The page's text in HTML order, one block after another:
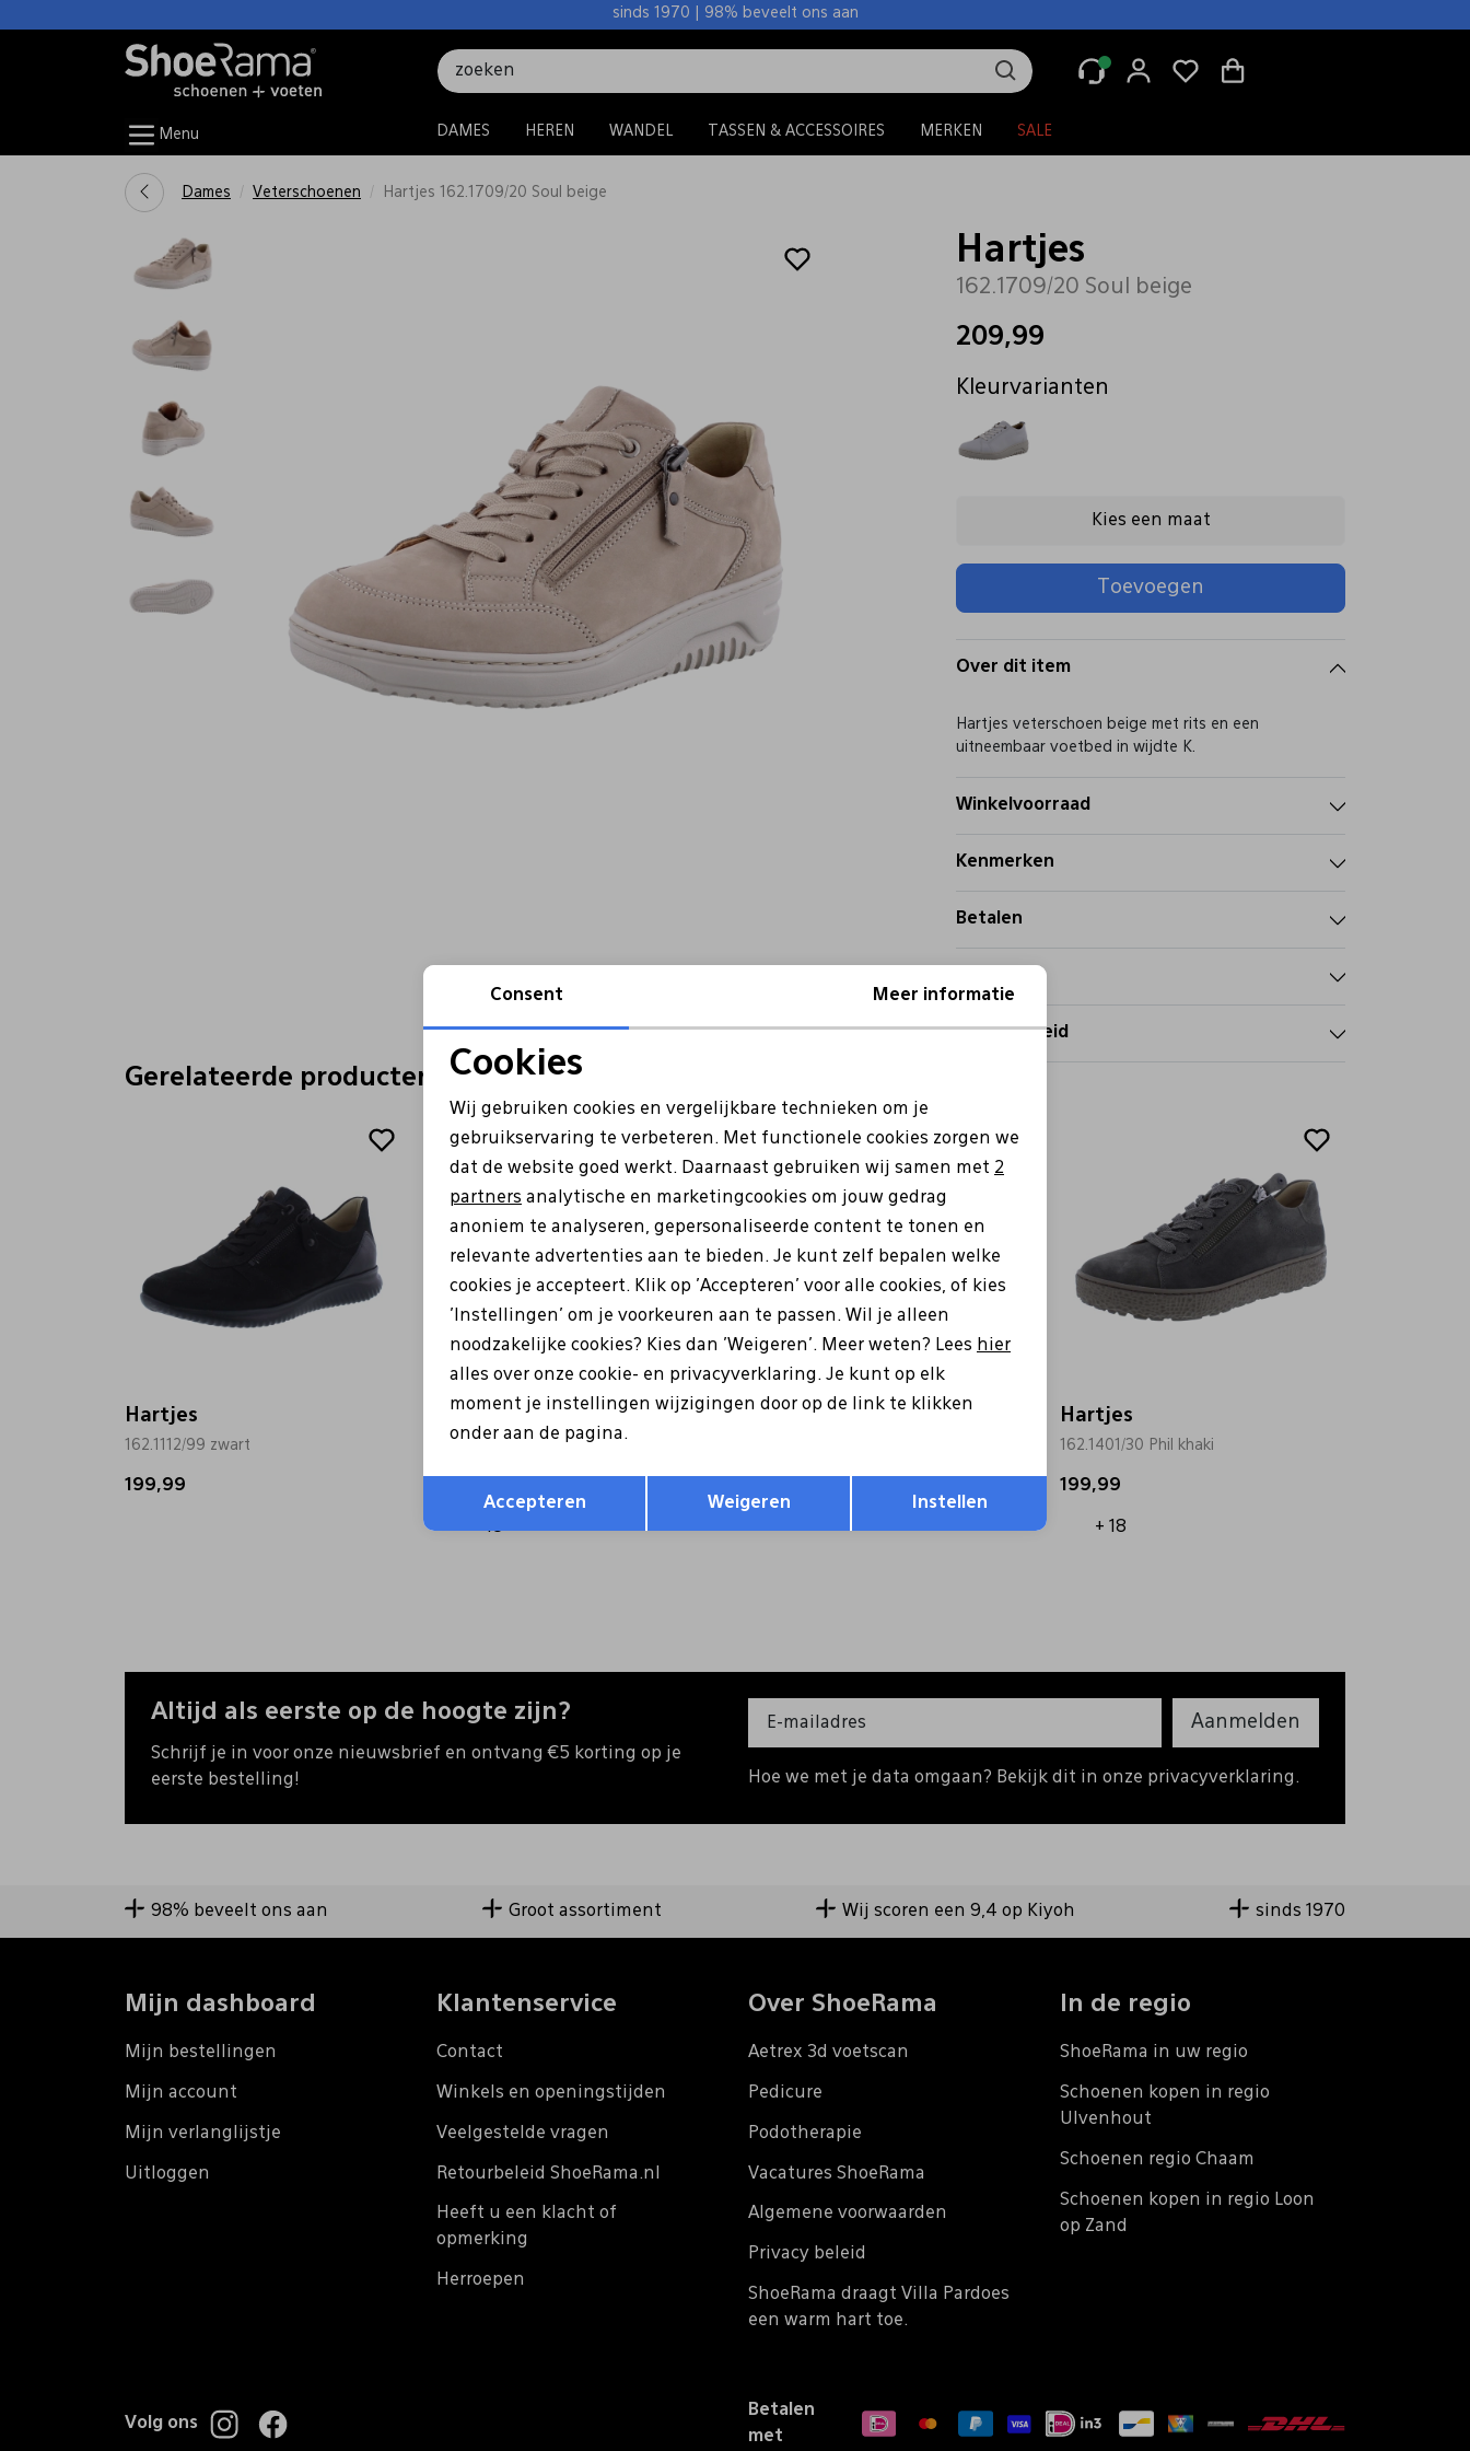
sinds 1970 | 98% beveelt ons aan
Menu DAMES HEREN WANDEL TASSEN & ACCESSOIRES MERKEN SALE
Dames Veterschoenen Hartjes 162.1709/20 Soul beige
Hartjes
162.1709/20 Soul beige
209,99
Kleurvarianten
Kies een maat
Toevoegen
Over dit item
Hartjes veterschoen beige met rits en een
uitneembaar voetbed in wijdte K.
Winkelvoorraad
Kenmerken
Betalen
Retourbeleid
Gerelateerde producten
Hartjes
162.1112/99 zwart
199,99
Hartjes
162.1401/30 cognac
+ 18
Hartjes Hartjes
162.1401/30 Phil khaki
199,99
+ 18
Altijd als eerste op de hoogte zijn?
Schrijf je in voor onze nieuwsbrief en ontvang €5 korting op je
eerste bestelling!
Aanmelden
Hoe we met je data omgaan? Bekijk dit in onze privacyverklaring.
98% beveelt ons aan Groot assortiment Wij scoren een 9,4 op Kiyoh sinds 1970
Mijn dashboard
Mijn bestellingen
Mijn account
Mijn verlanglijstje
Uitloggen
Klantenservice
Contact
Winkels en openingstijden
Veelgestelde vragen
Retourbeleid ShoeRama.nl
Heeft u een klacht of
opmerking
Herroepen
Over ShoeRama
Aetrex 3d voetscan
Pedicure
Podotherapie
Vacatures ShoeRama
Algemene voorwaarden
Privacy beleid
ShoeRama draagt Villa Pardoes
een warm hart toe.
In de regio
ShoeRama in uw regio
Schoenen kopen in regio
Ulvenhout
Schoenen regio Chaam
Schoenen kopen in regio Loon
op Zand
Volg ons
Betalen
met
Noodzakelijke cookies
Analytische cookies Marketing cookies
Terug Opslaan
Consent Meer informatie
Cookies
Wij gebruiken cookies en vergelijkbare technieken om je
gebruikservaring te verbeteren. Met functionele cookies zorgen we
dat de website goed werkt. Daarnaast gebruiken wij samen met 2
partners analytische en marketingcookies om jouw gedrag
anoniem te analyseren, gepersonaliseerde content te tonen en
relevante advertenties aan te bieden. Je kunt zelf bepalen welke
cookies je accepteert. Klik op 'Accepteren' voor alle cookies, of kies
'Instellingen' om je voorkeuren aan te passen. Wil je alleen
noodzakelijke cookies? Kies dan 'Weigeren'. Meer weten? Lees hier
alles over onze cookie- en privacyverklaring. Je kunt op elk
moment je instellingen wijzigingen door op de link te klikken
onder aan de pagina.
Accepteren Weigeren Instellen